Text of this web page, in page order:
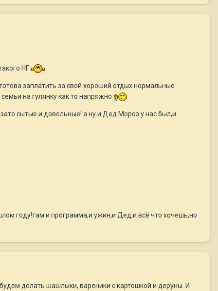
НГ
заплатить за свой хороший отдых нормальные
на гулянку как то напряжно
сытые и довольные! а ну и Дед Мороз у нас был,и
году!там и программа,и ужин,и Дед,и всё что хочешь,но
делать шашлыки, вареники с картошкой и деруны. И